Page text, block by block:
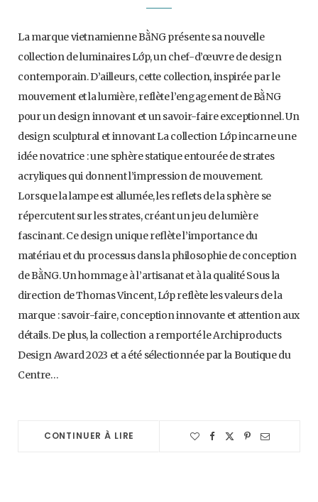
La marque vietnamienne BằNG présente sa nouvelle
collection de luminaires Lớp, un chef-d’œuvre de design
contemporain. D’ailleurs, cette collection, inspirée par le
mouvement et la lumière, reflète l’engagement de BằNG
pour un design innovant et un savoir-faire exceptionnel. Un
design sculptural et innovant La collection Lớp incarne une
idée novatrice : une sphère statique entourée de strates
acryliques qui donnent l’impression de mouvement.
Lorsque la lampe est allumée, les reflets de la sphère se
répercutent sur les strates, créant un jeu de lumière
fascinant. Ce design unique reflète l’importance du
matériau et du processus dans la philosophie de conception
de BằNG. Un hommage à l’artisanat et à la qualité Sous la
direction de Thomas Vincent, Lớp reflète les valeurs de la
marque : savoir-faire, conception innovante et attention aux
détails. De plus, la collection a remporté le Archiproducts
Design Award 2023 et a été sélectionnée par la Boutique du
Centre…
CONTINUER À LIRE